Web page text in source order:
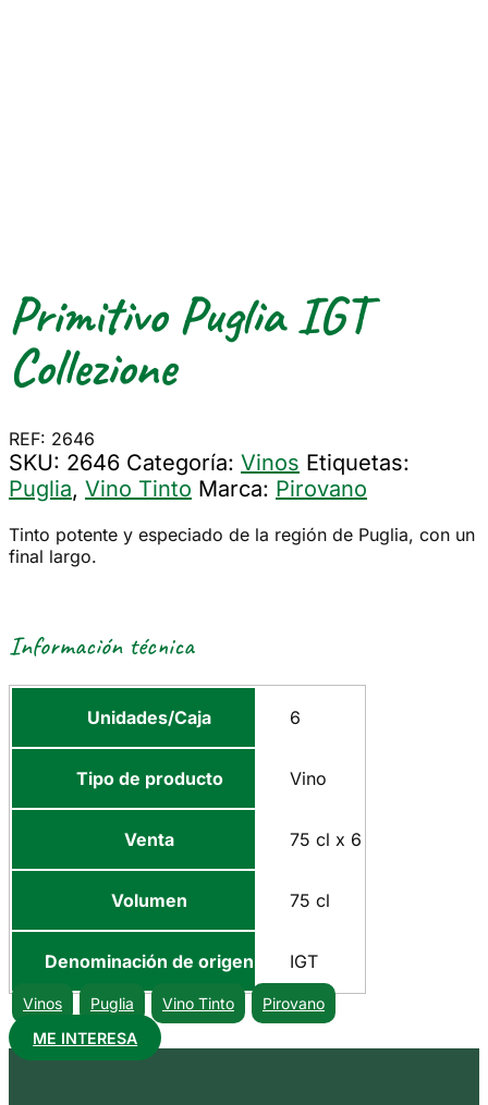
Primitivo Puglia IGT
Collezione
REF: 2646
SKU: 2646 Categoría: Vinos Etiquetas:
Puglia, Vino Tinto Marca: Pirovano
Tinto potente y especiado de la región de Puglia, con un
final largo.
Información técnica
Unidades/Caja 6
Tipo de producto Vino
Venta 75 cl x 6
Volumen 75 cl
Denominación de origen IGT
Vinos Puglia Vino Tinto
Pirovano
ME INTERESA